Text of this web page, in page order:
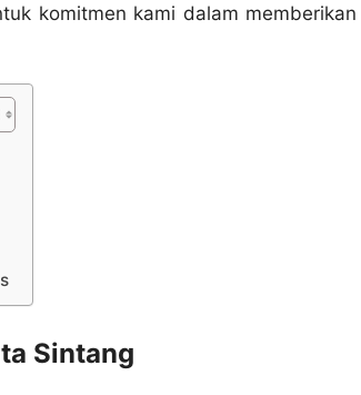
komitmen kami dalam memberikan
Sintang